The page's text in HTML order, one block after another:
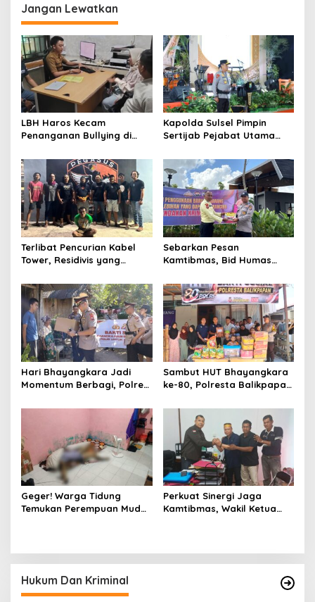
a
s
i
p
o
s
Jangan Lewatkan
LBH Haros Kecam
Penanganan Bullying di
Justru Dipaksa Pindah
Kapolda Sulsel Pimpin
Sertijab Pejabat Utama
Serta Lantik Karolog dan
Kapolresta Gowa
Terlibat Pencurian Kabel
Tower, Residivis yang
Ditangkap Tim Gabungan di
Jeneponto
Sebarkan Pesan
Kamtibmas, Bid Humas
Pemasangan Spanduk
serta Pembagian Stiker
Hari Bhayangkara Jadi
Momentum Berbagi, Polres
Membutuhkan
Sambut HUT Bhayangkara
ke-80, Polresta Balikpapan
Asuhan Jabal Rahmah
Geger! Warga Tidung
Temukan Perempuan Muda
Perkuat Sinergi Jaga
Kamtibmas, Wakil Ketua
Hukum Dan Kriminal